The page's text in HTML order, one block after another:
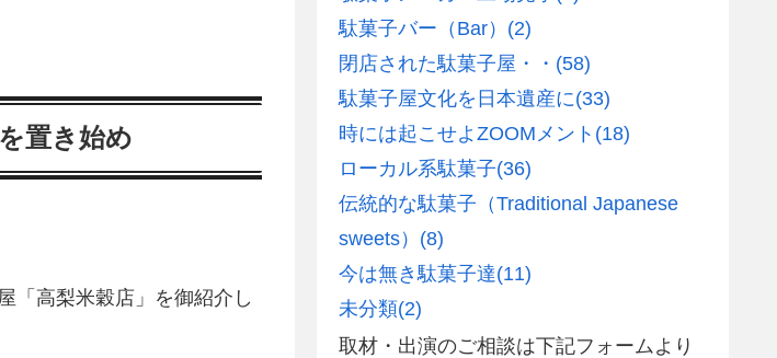
置き始め
「高梨米穀店」を御紹介し
駄菓子バー（Bar） (2)
閉店された駄菓子屋・・ (58)
駄菓子屋文化を日本遺産に(33)
時には起こせよZOOMメント (18)
ローカル系駄菓子(36)
伝統的な駄菓子（Traditional Japanese
sweets） (8)
今は無き駄菓子達(11)
未分類(2)
取材・出演のご相談は下記フォームより